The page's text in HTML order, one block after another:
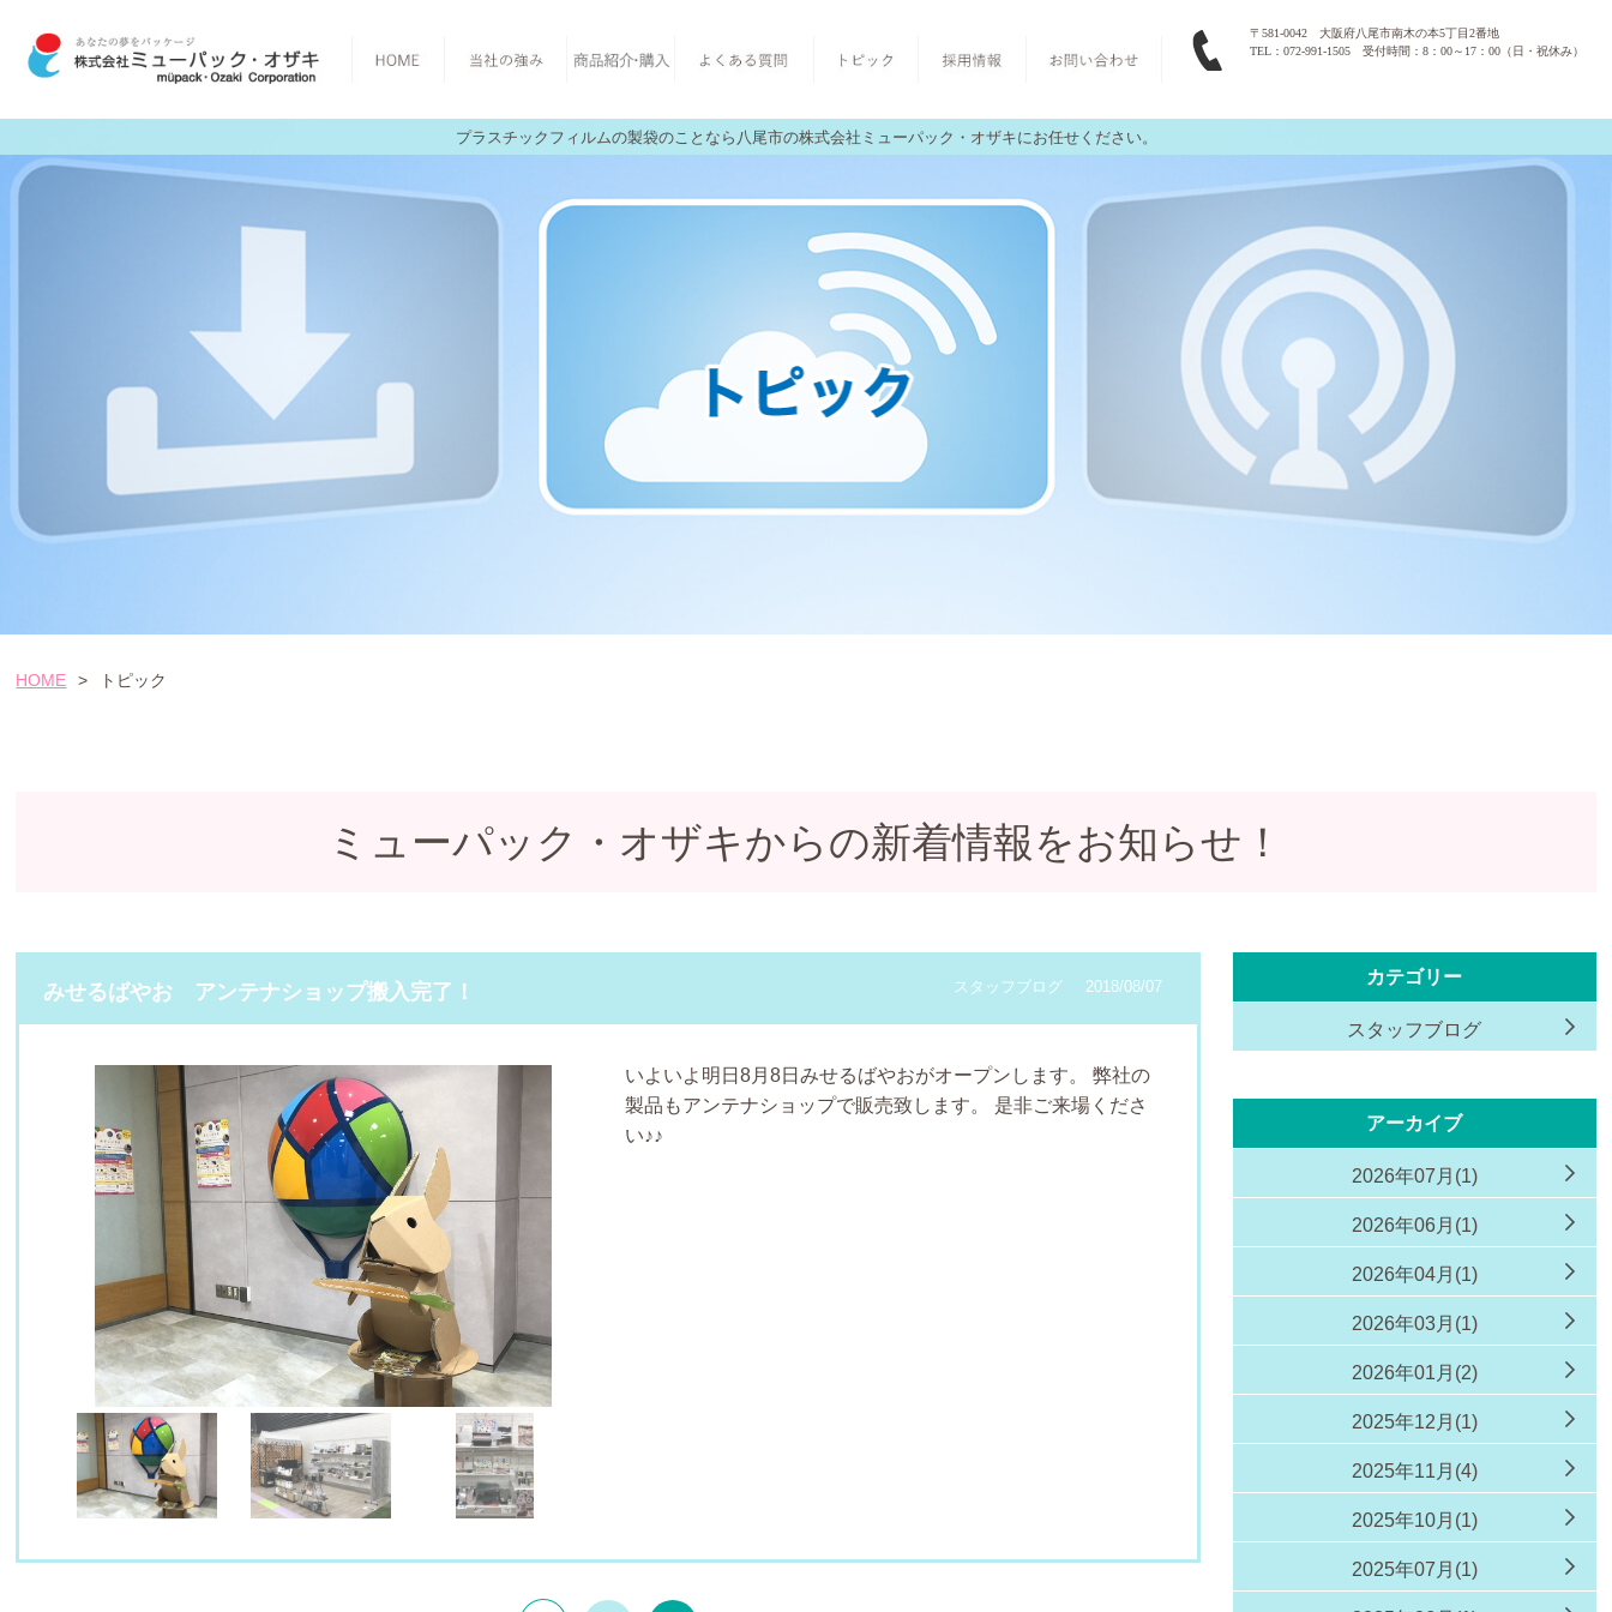
〒581-0042 大阪府八尾市南木の本5丁目2番地
TEL：072-991-1505 受付時間：8：00～17：00（日・祝休み）
プラスチックフィルムの製袋のことなら八尾市の株式会社ミューパック・オザキにお任せください。
HOME > トピック
ミューパック・オザキからの新着情報をお知らせ！
みせるばやお アンテナショップ搬入完了！ 2018/08/07
スタッフブログ
いよいよ明日8月8日みせるばやおがオープンします。
弊社の
製品もアンテナショップで販売致します。
是非ご来場くださ
い♪♪
カテゴリー
スタッフブログ
アーカイブ
2026年07月(1)
2026年06月(1)
2026年04月(1)
2026年03月(1)
2026年01月(2)
2025年12月(1)
2025年11月(4)
2025年10月(1)
2025年07月(1)